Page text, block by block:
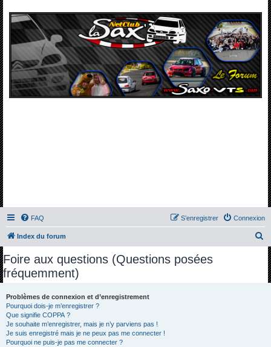
FAQ Connexion
S’enregistrer
Index du forum
Foire aux questions (Questions posées
fréquemment)
Problèmes de connexion et d’enregistrement
Pourquoi dois-je m’enregistrer ?
Que signifie COPPA ?
Je souhaite m’enregistrer, mais je n’y parviens pas !
Je suis enregistré mais je ne peux pas me connecter !
Pourquoi ne puis-je pas me connecter ?